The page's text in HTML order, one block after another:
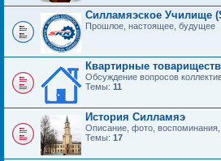
Силламяэское Училище
Прошлое, настоящее, будущее
Квартирные
Обсуждение вопросов
Темы: 11
История Силламяэ
Описание, фото,
Темы: 17